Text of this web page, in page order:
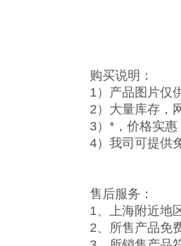
购买说明：
1）产品图片仅
2）大量库存，
3）*，价格实
4）我司可提供
售后服务：
1、上海附近地
2、所售产品免